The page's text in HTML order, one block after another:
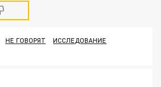
НЕ ГОВОРЯТ
ИССЛЕДОВАНИЕ